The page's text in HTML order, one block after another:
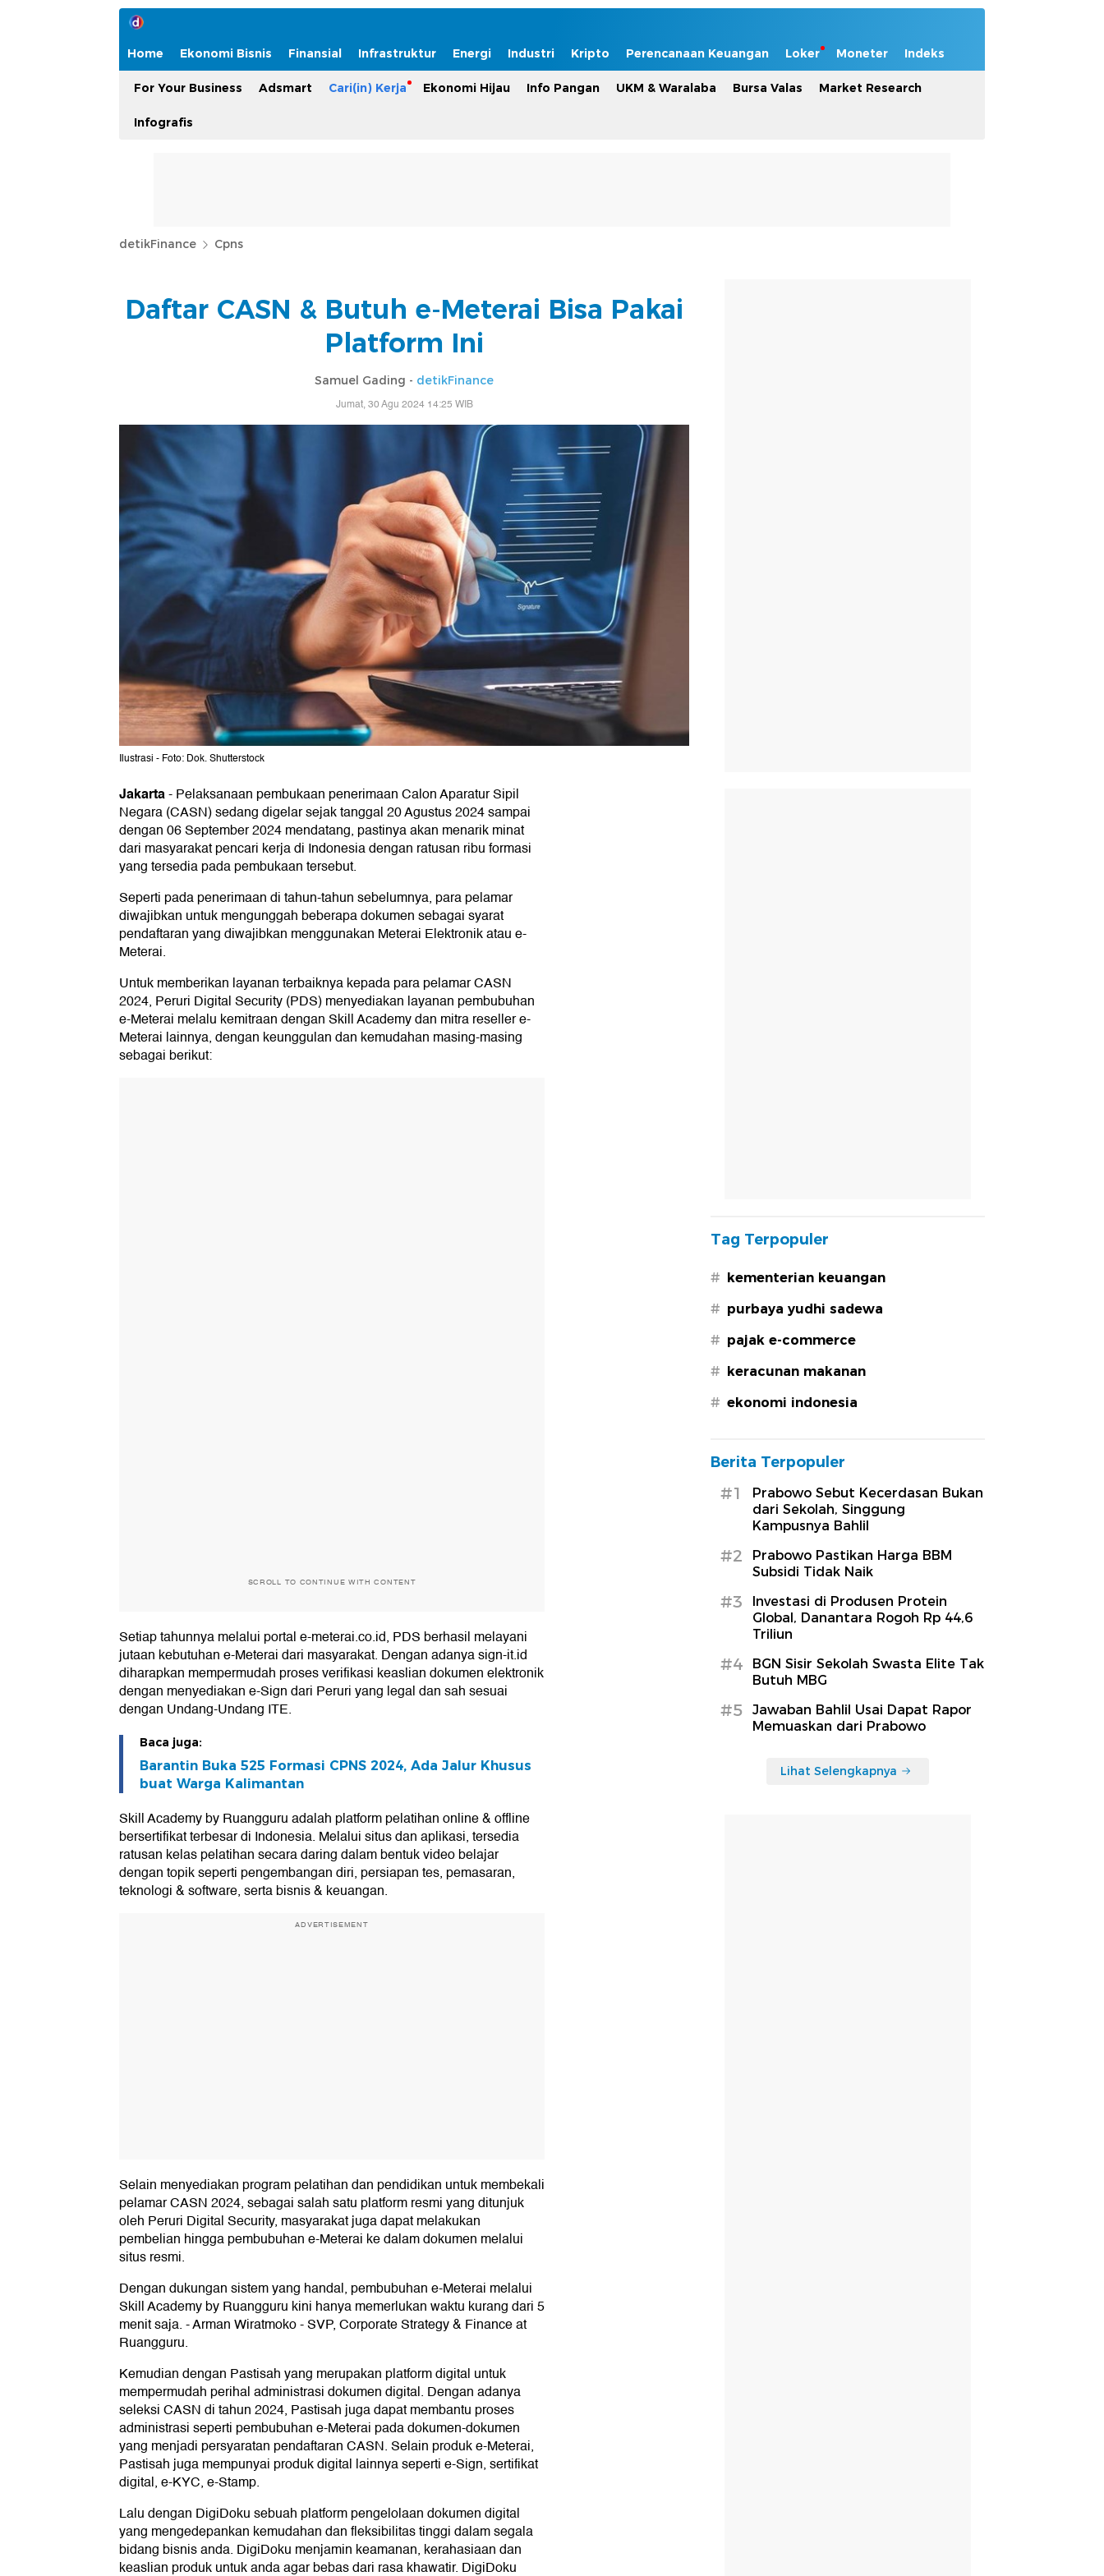
Home Ekonomi Bisnis Finansial Infrastruktur Energi Industri Kripto Perencanaan Keuangan Loker Moneter Indeks
For Your Business Adsmart Cari(in) Kerja Ekonomi Hijau Info Pangan UKM & Waralaba Bursa Valas Market Research
Infografis
detikFinance Cpns
Daftar CASN & Butuh e-Meterai Bisa Pakai
Platform Ini
Samuel Gading - detikFinance
Jumat, 30 Agu 2024 14:25 WIB
Ilustrasi - Foto: Dok. Shutterstock
Jakarta-Pelaksanaan pembukaan penerimaan Calon Aparatur Sipil
Negara (CASN) sedang digelar sejak tanggal 20 Agustus 2024 sampai
dengan 06 September 2024 mendatang, pastinya akan menarik minat
dari masyarakat pencari kerja di Indonesia dengan ratusan ribu formasi
yang tersedia pada pembukaan tersebut.
Seperti pada penerimaan di tahun-tahun sebelumnya, para pelamar
diwajibkan untuk mengunggah beberapa dokumen sebagai syarat
pendaftaran yang diwajibkan menggunakan Meterai Elektronik atau e-
Meterai.
Untuk memberikan layanan terbaiknya kepada para pelamar CASN
2024, Peruri Digital Security (PDS) menyediakan layanan pembubuhan
e-Meterai melalu kemitraan dengan Skill Academy dan mitra reseller e-
Meterai lainnya, dengan keunggulan dan kemudahan masing-masing
sebagai berikut:
SCROLL TO CONTINUE WITH CONTENT
Setiap tahunnya melalui portal e-meterai.co.id, PDS berhasil melayani
jutaan kebutuhan e-Meterai dari masyarakat. Dengan adanya sign-it.id
diharapkan mempermudah proses verifikasi keaslian dokumen elektronik
dengan menyediakan e-Sign dari Peruri yang legal dan sah sesuai
dengan Undang-Undang ITE.
Baca juga:
Barantin Buka 525 Formasi CPNS 2024, Ada Jalur Khusus
buat Warga Kalimantan
Skill Academy by Ruangguru adalah platform pelatihan online & offline
bersertifikat terbesar di Indonesia. Melalui situs dan aplikasi, tersedia
ratusan kelas pelatihan secara daring dalam bentuk video belajar
dengan topik seperti pengembangan diri, persiapan tes, pemasaran,
teknologi & software, serta bisnis & keuangan.
ADVERTISEMENT
Selain menyediakan program pelatihan dan pendidikan untuk membekali
pelamar CASN 2024, sebagai salah satu platform resmi yang ditunjuk
oleh Peruri Digital Security, masyarakat juga dapat melakukan
pembelian hingga pembubuhan e-Meterai ke dalam dokumen melalui
situs resmi.
Dengan dukungan sistem yang handal, pembubuhan e-Meterai melalui
Skill Academy by Ruangguru kini hanya memerlukan waktu kurang dari 5
menit saja. - Arman Wiratmoko - SVP, Corporate Strategy & Finance at
Ruangguru.
Kemudian dengan Pastisah yang merupakan platform digital untuk
mempermudah perihal administrasi dokumen digital. Dengan adanya
seleksi CASN di tahun 2024, Pastisah juga dapat membantu proses
administrasi seperti pembubuhan e-Meterai pada dokumen-dokumen
yang menjadi persyaratan pendaftaran CASN. Selain produk e-Meterai,
Pastisah juga mempunyai produk digital lainnya seperti e-Sign, sertifikat
digital, e-KYC, e-Stamp.
Lalu dengan DigiDoku sebuah platform pengelolaan dokumen digital
yang mengedepankan kemudahan dan fleksibilitas tinggi dalam segala
bidang bisnis anda. DigiDoku menjamin keamanan, kerahasiaan dan
keaslian produk untuk anda agar bebas dari rasa khawatir. DigiDoku
Tag Terpopuler
# kementerian keuangan
# purbaya yudhi sadewa
# pajak e-commerce
# keracunan makanan
# ekonomi indonesia
Berita Terpopuler
#1
Prabowo Sebut Kecerdasan Bukan
dari Sekolah, Singgung
Kampusnya Bahlil
#2
Prabowo Pastikan Harga BBM
Subsidi Tidak Naik
#3
Investasi di Produsen Protein
Global, Danantara Rogoh Rp 44,6
Triliun
#4
BGN Sisir Sekolah Swasta Elite Tak
Butuh MBG
#5
Jawaban Bahlil Usai Dapat Rapor
Memuaskan dari Prabowo
Lihat Selengkapnya